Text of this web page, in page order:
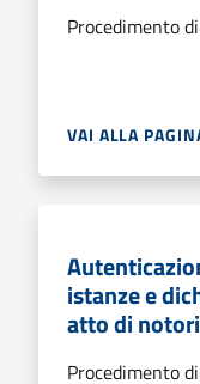
Procedimento
VAI ALLA
istanze e
atto di
Procedimento